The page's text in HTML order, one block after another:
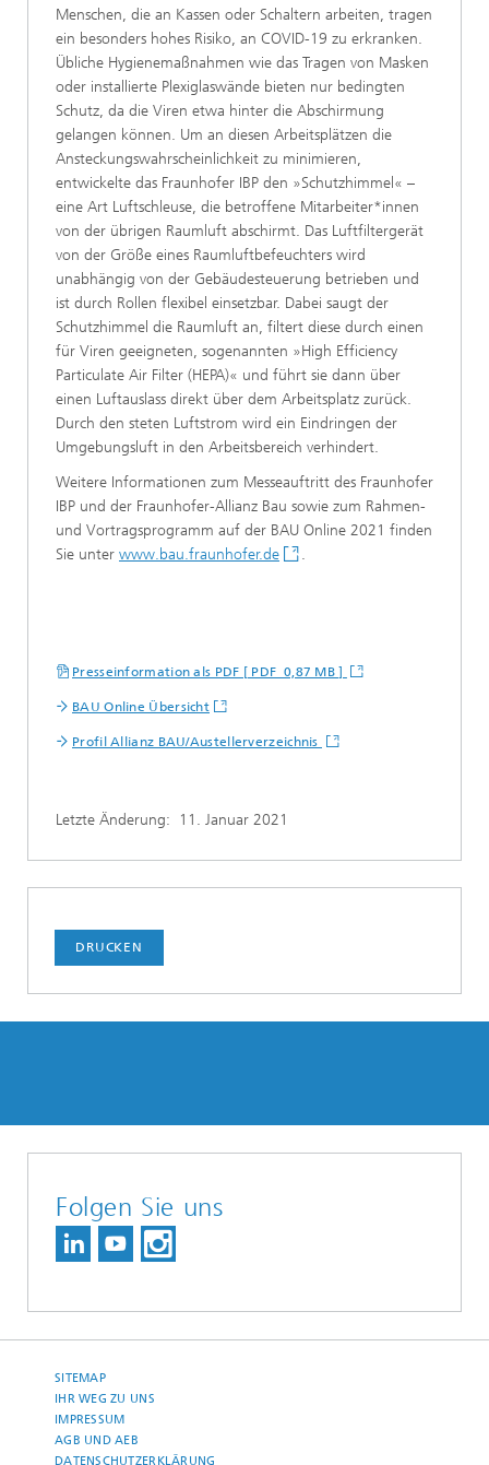
Menschen, die an Kassen oder Schaltern arbeiten, tragen
ein besonders hohes Risiko, an COVID-19 zu erkranken.
Übliche Hygienemaßnahmen wie das Tragen von Masken
oder installierte Plexiglaswände bieten nur bedingten
Schutz, da die Viren etwa hinter die Abschirmung
gelangen können. Um an diesen Arbeitsplätzen die
Ansteckungswahrscheinlichkeit zu minimieren,
entwickelte das Fraunhofer IBP den »Schutzhimmel« –
eine Art Luftschleuse, die betroffene Mitarbeiter*innen
von der übrigen Raumluft abschirmt. Das Luftfiltergerät
von der Größe eines Raumluftbefeuchters wird
unabhängig von der Gebäudesteuerung betrieben und
ist durch Rollen flexibel einsetzbar. Dabei saugt der
Schutzhimmel die Raumluft an, filtert diese durch einen
für Viren geeigneten, sogenannten »High Efficiency
Particulate Air Filter (HEPA)« und führt sie dann über
einen Luftauslass direkt über dem Arbeitsplatz zurück.
Durch den steten Luftstrom wird ein Eindringen der
Umgebungsluft in den Arbeitsbereich verhindert.
Weitere Informationen zum Messeauftritt des Fraunhofer
IBP und der Fraunhofer-Allianz Bau sowie zum Rahmen-
und Vortragsprogramm auf der BAU Online 2021 finden
Sie unter www.bau.fraunhofer.de .
Presseinformation als PDF [ PDF 0,87 MB ]
BAU Online Übersicht
Profil Allianz BAU/Austellerverzeichnis
Letzte Änderung: 11. Januar 2021
DRUCKEN
Folgen Sie uns
SITEMAP
IHR WEG ZU UNS
IMPRESSUM
AGB UND AEB
DATENSCHUTZERKLÄRUNG